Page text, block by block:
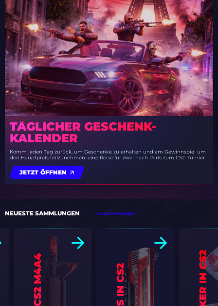
TÄGLICHER GESCHENK-
KALENDER
Komm jeden Tag zurück, um Geschenke zu erhalten und am Gewinnspiel um
den Hauptpreis teilzunehmen: eine Reise für zwei nach Paris zum CS2-Turnier.
JETZT ÖFFNEN
NEUESTE SAMMLUNGEN ALLE SAMMLUNGEN